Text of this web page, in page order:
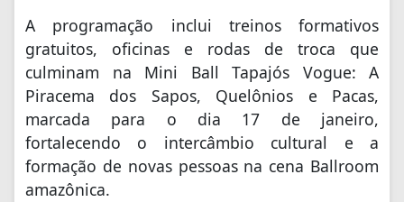
A programação inclui treinos formativos
gratuitos, oficinas e rodas de troca que
culminam na Mini Ball Tapajós Vogue: A
Piracema dos Sapos, Quelônios e Pacas,
marcada para o dia 17 de janeiro,
fortalecendo o intercâmbio cultural e a
formação de novas pessoas na cena Ballroom
amazônica.